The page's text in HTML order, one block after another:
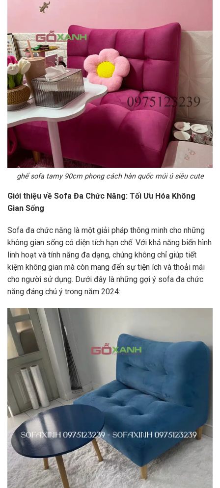
ghế sofa tamy 90cm phong cách hàn quốc múi ú siêu cute
Giới thiệu về Sofa Đa Chức Năng: Tối Ưu Hóa Không
Gian Sống
Sofa đa chức năng là một giải pháp thông minh cho những
không gian sống có diện tích hạn chế. Với khả năng biến hình
linh hoạt và tính năng đa dạng, chúng không chỉ giúp tiết
kiệm không gian mà còn mang đến sự tiện ích và thoải mái
cho người sử dụng. Dưới đây là những gợi ý sofa đa chức
năng đáng chú ý trong năm 2024: